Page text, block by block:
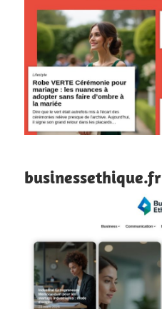
businessethique.fr